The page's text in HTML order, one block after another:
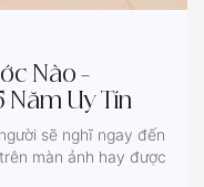
Nào –
Năm Uy Tín
sẽ nghĩ ngay đến
màn ảnh hay được